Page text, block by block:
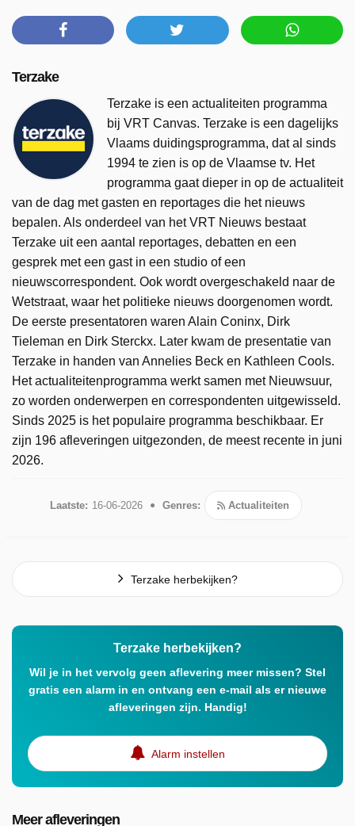
Terzake is uitgezonden door VRT Canvas op donderdag 7
mei 2026 om 20:00 uur.
Terzake
Terzake is een actualiteiten programma
bij VRT Canvas. Terzake is een dagelijks
Vlaams duidingsprogramma, dat al sinds
1994 te zien is op de Vlaamse tv. Het
programma gaat dieper in op de actualiteit
van de dag met gasten en reportages die het nieuws
bepalen. Als onderdeel van het VRT Nieuws bestaat
Terzake uit een aantal reportages, debatten en een
gesprek met een gast in een studio of een
nieuwscorrespondent. Ook wordt overgeschakeld naar de
Wetstraat, waar het politieke nieuws doorgenomen wordt.
De eerste presentatoren waren Alain Coninx, Dirk
Tieleman en Dirk Sterckx. Later kwam de presentatie van
Terzake in handen van Annelies Beck en Kathleen Cools.
Het actualiteitenprogramma werkt samen met Nieuwsuur,
zo worden onderwerpen en correspondenten uitgewisseld.
Sinds 2025 is het populaire programma beschikbaar. Er
zijn 196 afleveringen uitgezonden, de meest recente in juni
2026.
Laatste: 16-06-2026 Genres: Actualiteiten
Terzake herbekijken?
Terzake herbekijken?
Wil je in het vervolg geen aflevering meer missen? Stel
gratis een alarm in en ontvang een e-mail als er nieuwe
afleveringen zijn. Handig!
Alarm instellen
Meer afleveringen